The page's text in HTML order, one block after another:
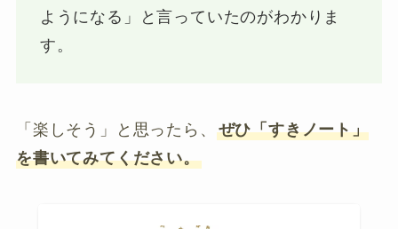
ようになる」と言っていたのがわかりま
す。
「楽しそう」と思ったら、 ぜひ「すきノート」
を書いてみてください。